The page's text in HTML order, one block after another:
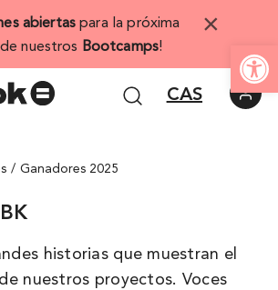
Abrir
abiertas para la próxima
nuestros Bootcamps!
×
CAS
Ganadores 2025
historias que muestran el
nuestros proyectos. Voces